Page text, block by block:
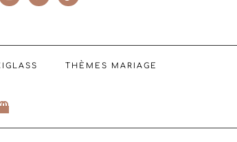
THÈMES MARIAGE